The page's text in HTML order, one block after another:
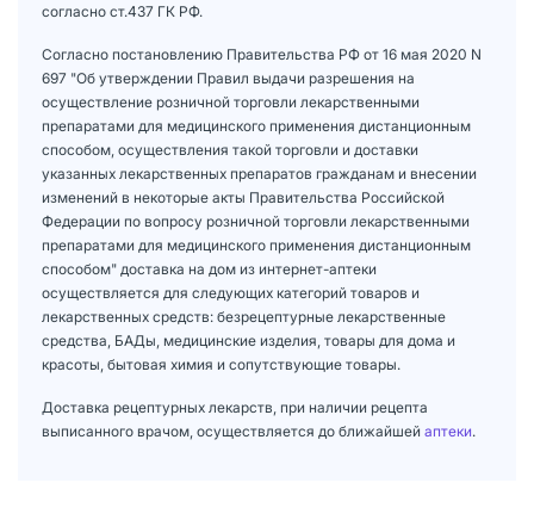
согласно ст.437 ГК РФ.
Согласно постановлению Правительства РФ от 16 мая 2020 N
697 "Об утверждении Правил выдачи разрешения на
осуществление розничной торговли лекарственными
препаратами для медицинского применения дистанционным
способом, осуществления такой торговли и доставки
указанных лекарственных препаратов гражданам и внесении
изменений в некоторые акты Правительства Российской
Федерации по вопросу розничной торговли лекарственными
препаратами для медицинского применения дистанционным
способом" доставка на дом из интернет-аптеки
осуществляется для следующих категорий товаров и
лекарственных средств: безрецептурные лекарственные
средства, БАДы, медицинские изделия, товары для дома и
красоты, бытовая химия и сопутствующие товары.
Доставка рецептурных лекарств, при наличии рецепта
выписанного врачом, осуществляется до ближайшей аптеки.